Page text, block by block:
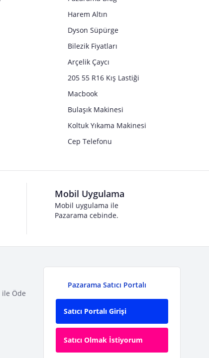
Harem Altın
Dyson Süpürge
Bilezik Fiyatları
Arçelik Çaycı
205 55 R16 Kış Lastiği
Macbook
Bulaşık Makinesi
Koltuk Yıkama Makinesi
Cep Telefonu
Mobil Uygulama
Mobil uygulama ile
Pazarama cebinde.
ile Öde
Pazarama Satıcı Portalı
Satıcı Portalı Girişi
Satıcı Olmak İstiyorum